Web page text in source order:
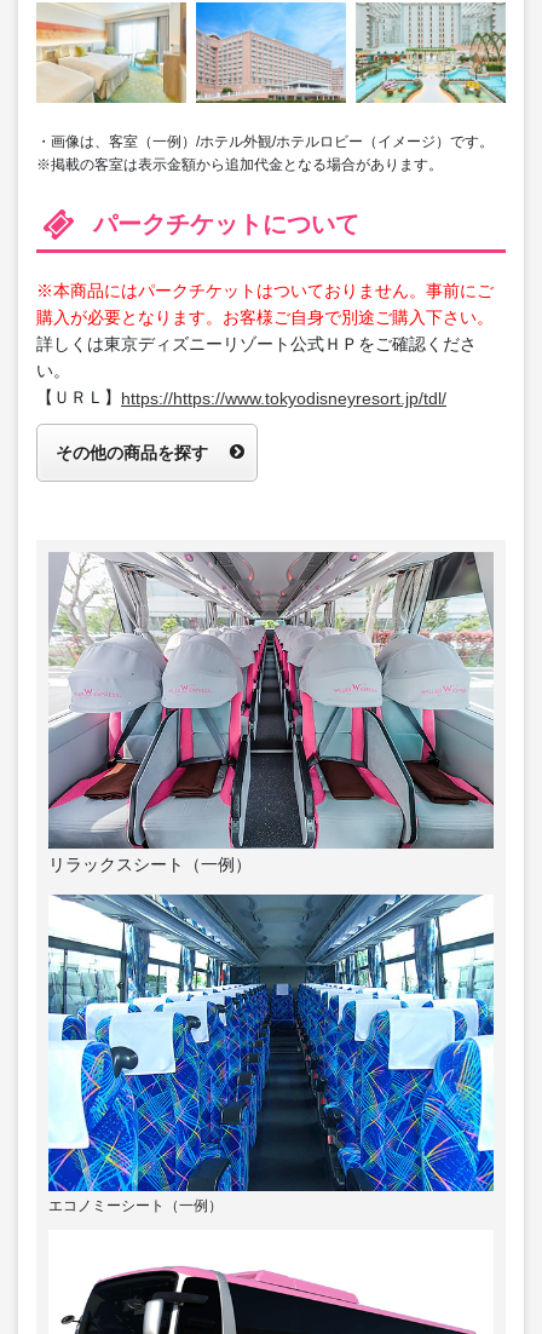
・画像は、客室（一例）/ホテル外観/ホテルロビー（イメージ）です。
※掲載の客室は表示金額から追加代金となる場合があります。
パークチケットについて
※本商品にはパークチケットはついておりません。事前にご
購入が必要となります。お客様ご自身で別途ご購入下さい。
詳しくは東京ディズニーリゾート公式ＨＰをご確認くださ
い。
【ＵＲＬ】 https://https://www.tokyodisneyresort.jp/tdl/
その他の商品を探す
リラックスシート（一例）
エコノミーシート（一例）